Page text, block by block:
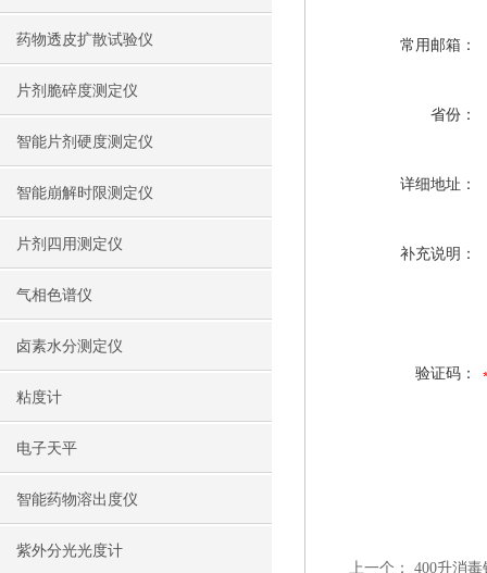
药物透皮扩散试验仪
片剂脆碎度测定仪
智能片剂硬度测定仪
智能崩解时限测定仪
片剂四用测定仪
气相色谱仪
卤素水分测定仪
粘度计
电子天平
智能药物溶出度仪
紫外分光光度计
常用邮箱：
省份：
详细地址：
补充说明：
验证码：
上一个： 400升消